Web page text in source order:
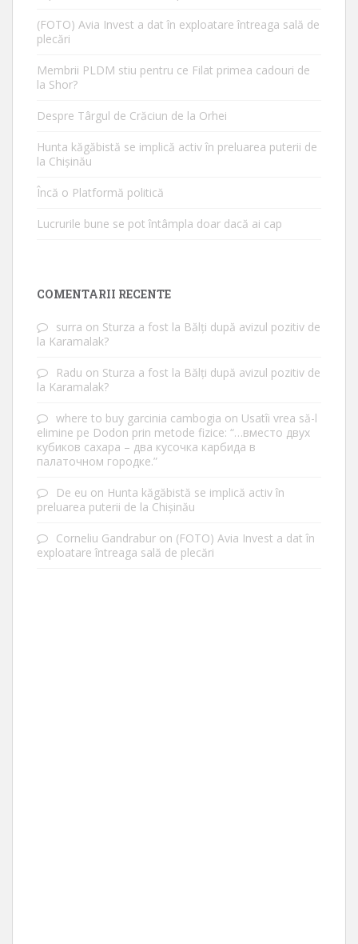
(FOTO) Avia Invest a dat în exploatare întreaga sală de
plecări
Membrii PLDM stiu pentru ce Filat primea cadouri de
la Shor?
Despre Târgul de Crăciun de la Orhei
Hunta kăgăbistă se implică activ în preluarea puterii de
la Chișinău
Încă o Platformă politică
Lucrurile bune se pot întâmpla doar dacă ai cap
COMENTARII RECENTE
surra on Sturza a fost la Bălți după avizul pozitiv de
la Karamalak?
Radu on Sturza a fost la Bălți după avizul pozitiv de
la Karamalak?
where to buy garcinia cambogia on Usatîi vrea să-l
elimine pe Dodon prin metode fizice: “…вместо двух
кубиков сахара – два кусочка карбида в
палаточном городке.”
De eu on Hunta kăgăbistă se implică activ în
preluarea puterii de la Chișinău
Corneliu Gandrabur on (FOTO) Avia Invest a dat în
exploatare întreaga sală de plecări